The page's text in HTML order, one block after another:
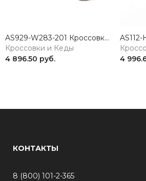
AS929-W283-201 Кроссовки женские натуральная кожа коричневый 365
Кроссовки и Кеды
4 896.50 руб.
4
КОНТАКТЫ
8 (800) 101-2-365